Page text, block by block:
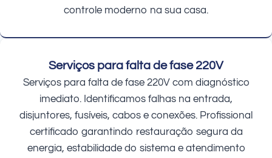
controle moderno na sua casa.
Serviços para falta de fase 220V
Serviços para falta de fase 220V com diagnóstico
imediato. Identificamos falhas na entrada,
disjuntores, fusíveis, cabos e conexões. Profissional
certificado garantindo restauração segura da
energia, estabilidade do sistema e atendimento